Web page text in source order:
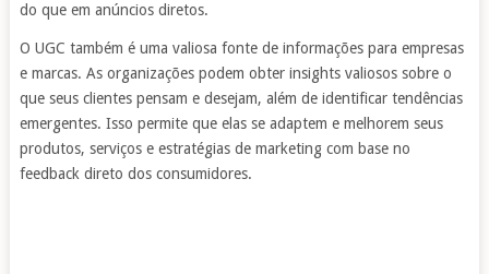
do que em anúncios diretos.
O UGC também é uma valiosa fonte de informações para empresas
e marcas. As organizações podem obter insights valiosos sobre o
que seus clientes pensam e desejam, além de identificar tendências
emergentes. Isso permite que elas se adaptem e melhorem seus
produtos, serviços e estratégias de marketing com base no
feedback direto dos consumidores.